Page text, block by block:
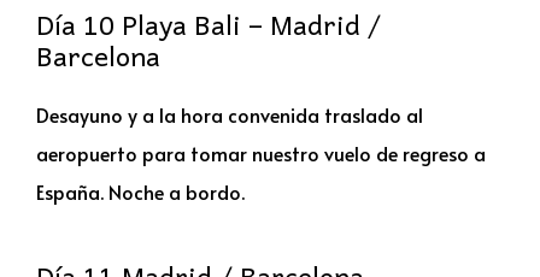
Día 10 Playa Bali – Madrid /
Barcelona
Desayuno y a la hora convenida traslado al
aeropuerto para tomar nuestro vuelo de regreso a
España. Noche a bordo.